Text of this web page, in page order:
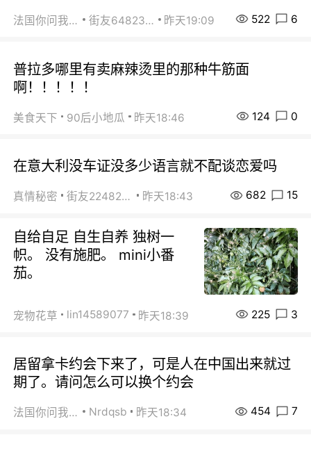
法国你问我答 街友64823891 昨天19:09 522 6
普拉多哪里有卖麻辣烫里的那种牛筋面
啊！！！！！
美食天下 90后小地瓜 昨天18:46 124 0
在意大利没车证没多少语言就不配谈恋爱吗
真情秘密 街友22482465 昨天18:43 682 15
自给自足 自生自养 独树一
帜。 没有施肥。 mini小番
茄。
宠物花草 lin14589077 昨天18:39 225 3
居留拿卡约会下来了，可是人在中国出来就过
期了。请问怎么可以换个约会
法国你问我答 Nrdqsb 昨天18:34 454 7